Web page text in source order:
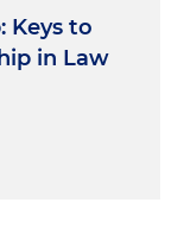
Keys to
in Law